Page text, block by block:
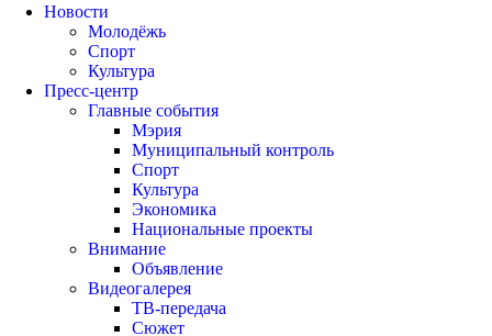
Новости
Молодёжь
Спорт
Культура
Пресс-центр
Главные события
Мэрия
Муниципальный контроль
Спорт
Культура
Экономика
Национальные проекты
Внимание
Объявление
Видеогалерея
ТВ-передача
Сюжет